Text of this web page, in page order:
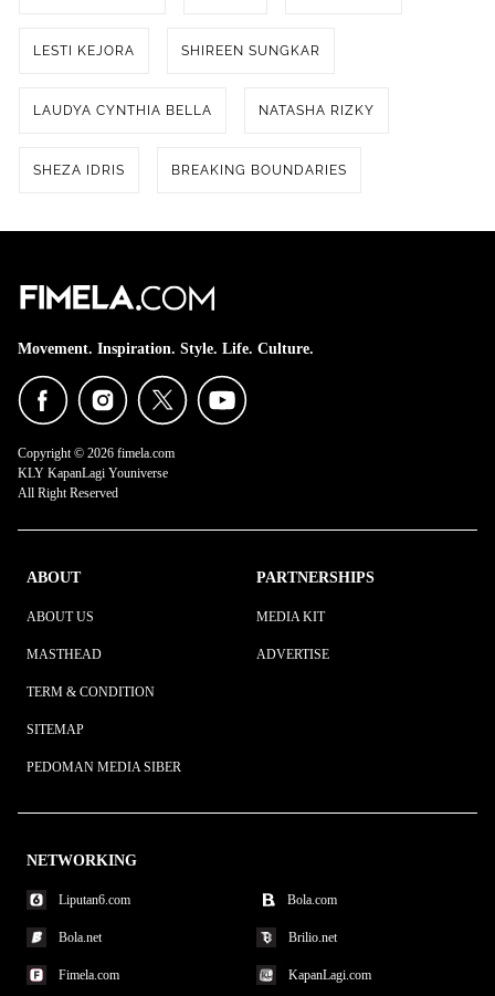
LESTI KEJORA SHIREEN SUNGKAR
LAUDYA CYNTHIA BELLA NATASHA RIZKY
SHEZA IDRIS BREAKING BOUNDARIES
Movement. Inspiration. Style. Life. Culture.
Copyright © 2026 fimela.com
KLY KapanLagi Youniverse
All Right Reserved
ABOUT
ABOUT US
MASTHEAD
TERM & CONDITION
SITEMAP
PEDOMAN MEDIA SIBER
PARTNERSHIPS
MEDIA KIT
ADVERTISE
NETWORKING
Liputan6.com Bola.com
Bola.net Brilio.net
Fimela.com KapanLagi.com